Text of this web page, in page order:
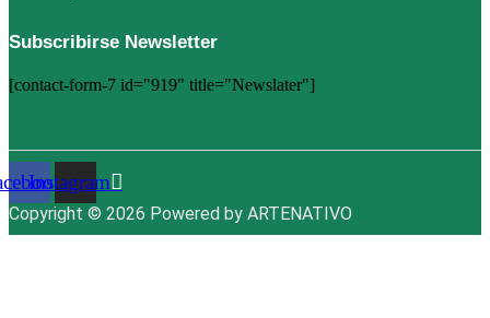
Subscribirse Newsletter
[contact-form-7 id="919" title="Newslater"]
Instagram
Copyright © 2026 Powered by ARTENATIVO